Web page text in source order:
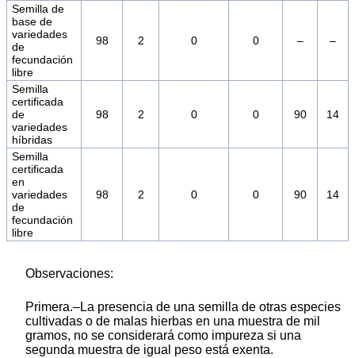
Semilla de
base de
variedades
de
fecundación
libre
98 2 0 0 – –
Semilla
certificada
de
variedades
híbridas
98 2 0 0 90 14
Semilla
certificada
en
variedades
de
fecundación
libre
98 2 0 0 90 14
Observaciones:
Primera.–La presencia de una semilla de otras especies
cultivadas o de malas hierbas en una muestra de mil
gramos, no se considerará como impureza si una
segunda muestra de igual peso está exenta.